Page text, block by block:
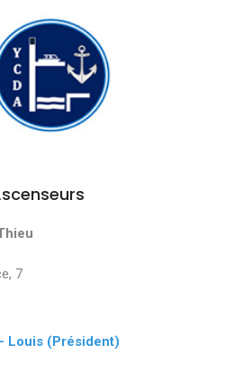
7
Louis (Président)